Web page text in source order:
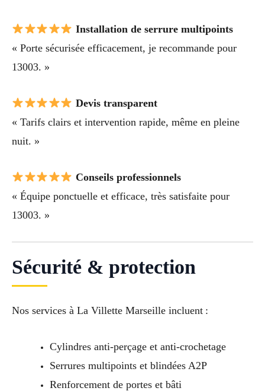
Installation de serrure multipoints
« Porte sécurisée efficacement, je recommande pour
13003. »
Devis transparent
« Tarifs clairs et intervention rapide, même en pleine
nuit. »
Conseils professionnels
« Équipe ponctuelle et efficace, très satisfaite pour
13003. »
Sécurité & protection
Nos services à La Villette Marseille incluent :
Cylindres anti-perçage et anti-crochetage
Serrures multipoints et blindées A2P
Renforcement de portes et bâti